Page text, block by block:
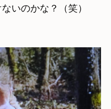
いのかな？（笑）